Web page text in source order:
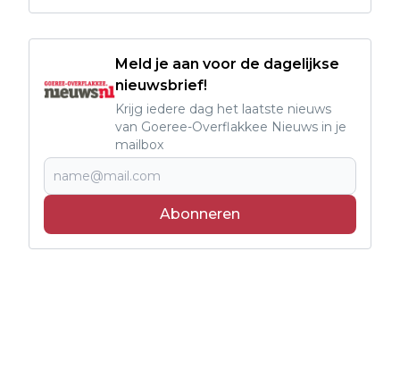
Meld je aan voor de dagelijkse
nieuwsbrief!
Krijg iedere dag het laatste nieuws
van Goeree-Overflakkee Nieuws in je
mailbox
Abonneren